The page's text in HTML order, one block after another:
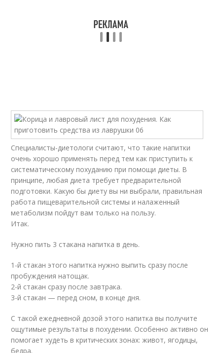
Специалисты-диетологи считают, что такие напитки
очень хорошо применять перед тем как приступить к
систематическому похуданию при помощи диеты. В
принципе, любая диета требует предварительной
подготовки. Какую бы диету вы ни выбрали, правильная
работа пищеварительной системы и налаженный
метаболизм пойдут вам только на пользу.
Итак.
Нужно пить 3 стакана напитка в день.
1-й стакан этого напитка нужно выпить сразу после
пробуждения натощак.
2-й стакан сразу после завтрака.
3-й стакан — перед сном, в конце дня.
С такой ежедневной дозой этого напитка вы получите
ощутимые результаты в похудении. Особенно активно он
помогает худеть в критических зонах: живот, ягодицы,
бедра.